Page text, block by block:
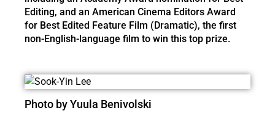
Editing, and an American Cinema Editors Award
for Best Edited Feature Film (Dramatic), the first
non-English-language film to win this top prize.
Photo by Yuula Benivolski